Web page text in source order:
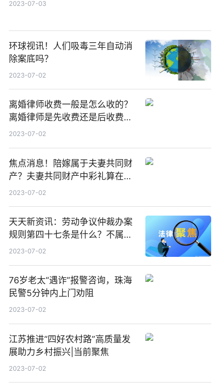
2023-07-03
环球视讯！人们吸毒三年自动消
除案底吗？
2023-07-02
离婚律师收费一般是怎么收的？
离婚律师是先收费还是后收费？
环球热门
2023-07-02
焦点消息！陪嫁属于夫妻共同财
产？夫妻共同财产中彩礼算在其
中吗？
2023-07-02
天天新资讯：劳动争议仲裁办案
规则第四十七条是什么？不属于
一裁终局的劳动争议有哪些？
2023-07-02
76岁老太“遇诈”报警咨询，珠海
民警5分钟内上门劝阻
2023-07-02
江苏推进“四好农村路”高质量发
展助力乡村振兴|当前聚焦
2023-07-02